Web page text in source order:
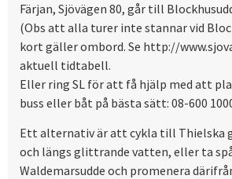
Färjan, Sjövägen 80, går till
(Obs att alla turer inte stannar vid
kort gäller ombord. Se http://
aktuell tidtabell.
Eller ring SL för att få hjälp med att
buss eller båt på bästa sätt: 08-600
Ett alternativ är att cykla till Thielska
och längs glittrande vatten, eller ta
Waldemarsudde och promenera